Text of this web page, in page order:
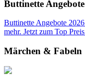
Buttinette
Buttinette Angebote
mehr. Jetzt zum Top
Märchen & Fabeln